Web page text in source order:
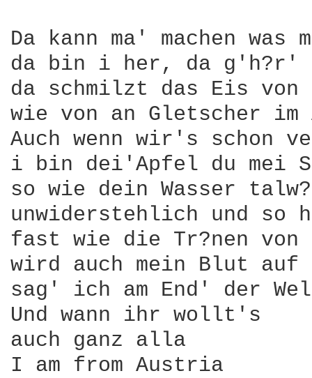
Da kann ma' machen
da bin i her, da
da schmilzt das Eis von
wie von an Gletscher
Auch wenn wir's schon
i bin dei'Apfel du mei
so wie dein Wasser
unwiderstehlich und so
fast wie die Tr?nen von
wird auch mein Blut auf
sag' ich am End' der
Und wann ihr wollt's
auch ganz alla
I am from Austria